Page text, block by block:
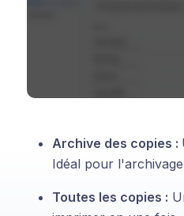
Archive des copies :
Idéal pour
Toutes les copies :